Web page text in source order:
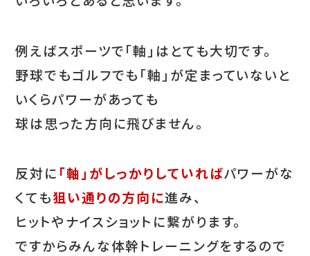
例えばスポーツで「軸」はとても大切です。
野球でもゴルフでも「軸」が定まっていないと
いくらパワーがあっても
球は思った方向に飛びません。
反対に 「軸」がしっかりしていればパワーがな
くても狙い通りの方向に進み、
ヒットやナイスショットに繋がります。
ですからみんな体幹トレーニングをするので